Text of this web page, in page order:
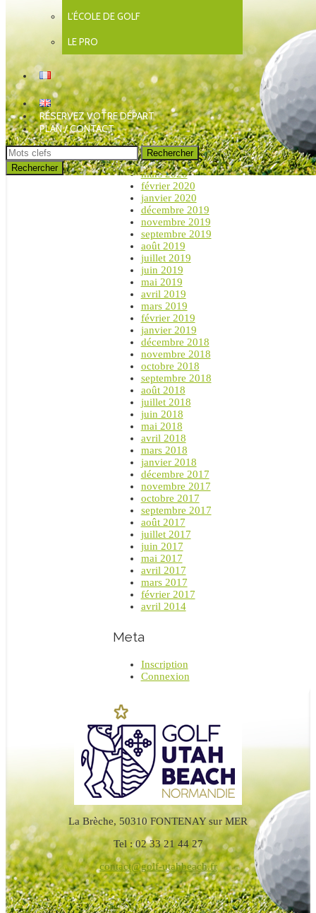
L’ÉCOLE DE GOLF
LE PRO
RÉSERVEZ VOTRE DÉPART
PLAN / CONTACT
Rechercher
mai 2021
avril 2021
novembre 2020
octobre 2020
septembre 2020
août 2020
juillet 2020
juin 2020
mai 2020
avril 2020
mars 2020
février 2020
janvier 2020
décembre 2019
novembre 2019
septembre 2019
août 2019
juillet 2019
juin 2019
mai 2019
avril 2019
mars 2019
février 2019
janvier 2019
décembre 2018
novembre 2018
octobre 2018
septembre 2018
août 2018
juillet 2018
juin 2018
mai 2018
avril 2018
mars 2018
janvier 2018
décembre 2017
novembre 2017
octobre 2017
septembre 2017
août 2017
juillet 2017
juin 2017
mai 2017
avril 2017
mars 2017
février 2017
avril 2014
Meta
Inscription
Connexion
La Brèche, 50310 FONTENAY sur MER
Tel : 02 33 21 44 27
contact@golf-utahbeach.fr